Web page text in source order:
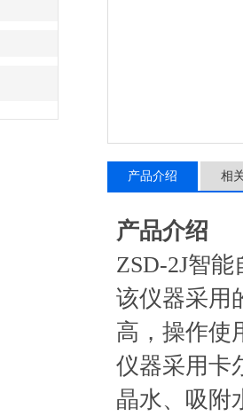
产品介绍 相
产品介绍
ZSD-2J智
该仪器采用
高，操作使
仪器采用卡
晶水、吸附